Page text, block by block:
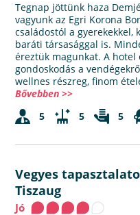
Tegnap jöttünk haza
vagyunk az Egri Korona
családostól a
baráti társasággal is.
éreztük magunkat. A
gondoskodás a
wellnes részreg, finom
Bővebben >>
5
5 5
Vegyes
Tiszaug
Jó